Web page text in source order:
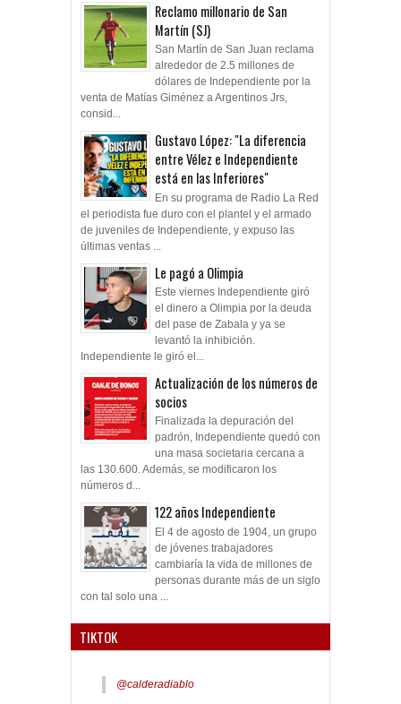
Reclamo millonario de San
Martín (SJ)
San Martín de San Juan reclama
alrededor de 2.5 millones de
dólares de Independiente por la
venta de Matías Giménez a Argentinos Jrs,
consid...
Gustavo López: "La diferencia
entre Vélez e Independiente
está en las Inferiores"
En su programa de Radio La Red
el periodista fue duro con el plantel y el armado
de juveniles de Independiente, y expuso las
últimas ventas ...
Le pagó a Olimpia
Este viernes Independiente giró
el dinero a Olimpia por la deuda
del pase de Zabala y ya se
levantó la inhibición.
Independiente le giró el...
Actualización de los números de
socios
Finalizada la depuración del
padrón, Independiente quedó con
una masa societaria cercana a
las 130.600. Además, se modificaron los
números d...
122 años Independiente
El 4 de agosto de 1904, un grupo
de jóvenes trabajadores
cambiaría la vida de millones de
personas durante más de un siglo
con tal solo una ...
TIKTOK
@calderadiablo